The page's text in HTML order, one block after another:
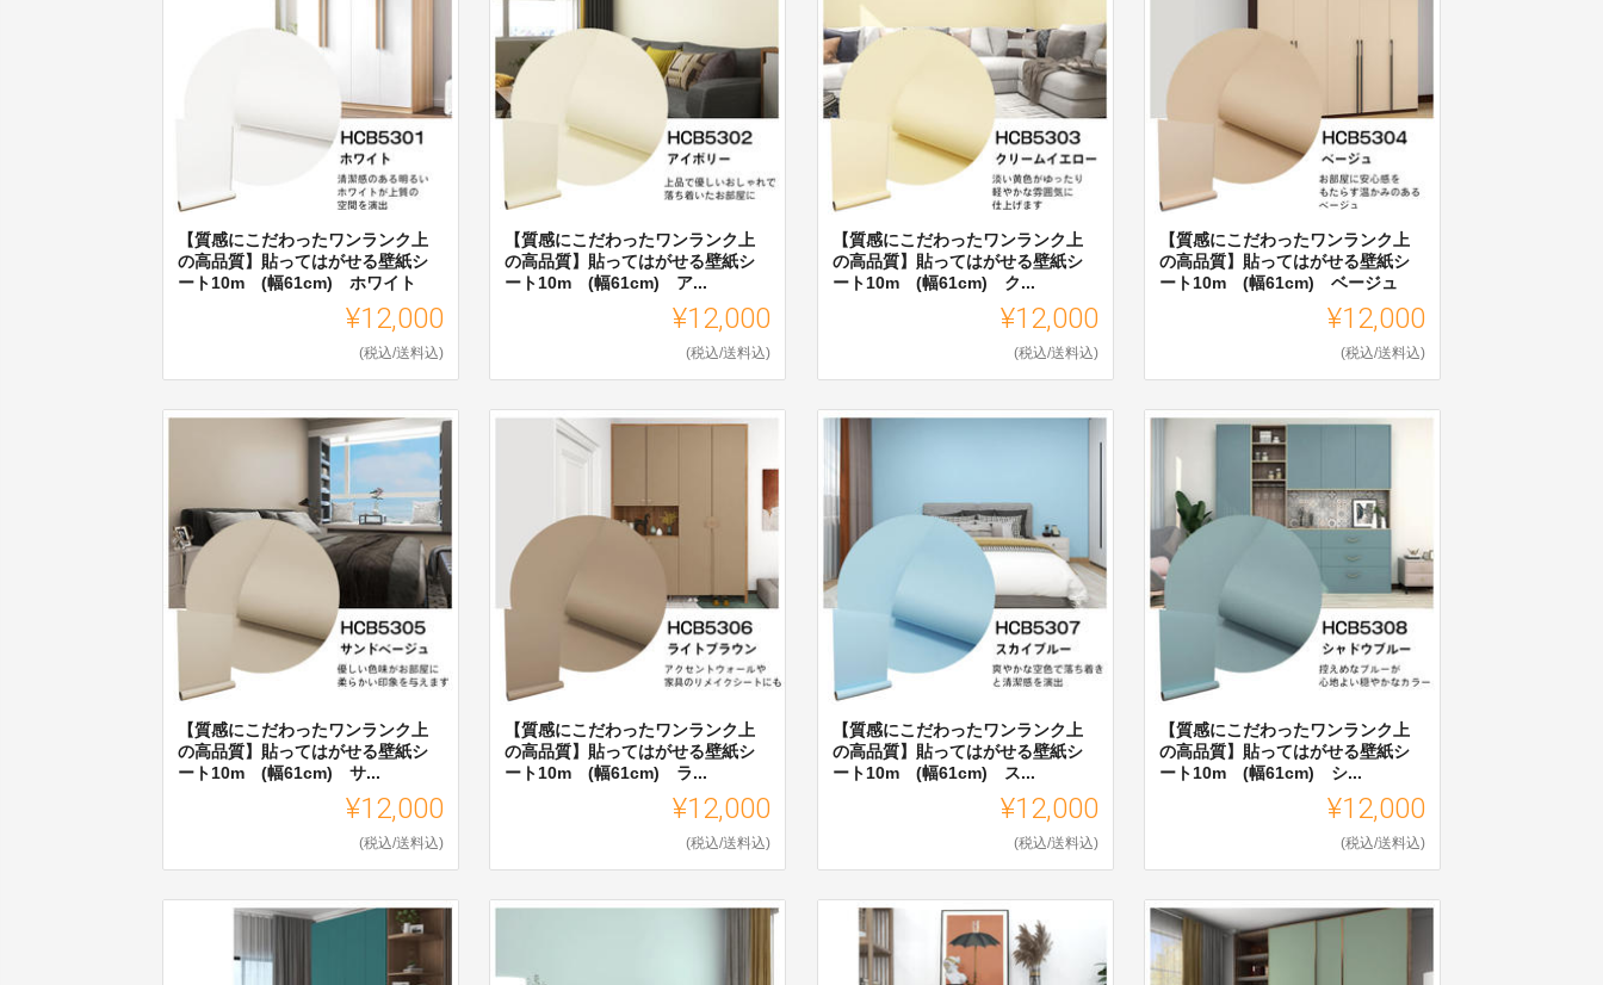
【質感にこだわったワンランク上
の高品質】貼ってはがせる壁紙シ
ート10m (幅61cm) ホワイト
¥12,000
(税込/送料込)
【質感にこだわったワンランク上
の高品質】貼ってはがせる壁紙シ
ート10m (幅61cm) ア...
¥12,000
(税込/送料込)
【質感にこだわったワンランク上
の高品質】貼ってはがせる壁紙シ
ート10m (幅61cm) ク...
¥12,000
(税込/送料込)
【質感にこだわったワンランク上
の高品質】貼ってはがせる壁紙シ
ート10m (幅61cm) ベージュ
¥12,000
(税込/送料込)
【質感にこだわったワンランク上
の高品質】貼ってはがせる壁紙シ
ート10m (幅61cm) サ...
¥12,000
(税込/送料込)
【質感にこだわったワンランク上
の高品質】貼ってはがせる壁紙シ
ート10m (幅61cm) ラ...
¥12,000
(税込/送料込)
【質感にこだわったワンランク上
の高品質】貼ってはがせる壁紙シ
ート10m (幅61cm) ス...
¥12,000
(税込/送料込)
【質感にこだわったワンランク上
の高品質】貼ってはがせる壁紙シ
ート10m (幅61cm) シ...
¥12,000
(税込/送料込)